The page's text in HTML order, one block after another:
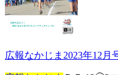
広報なかじま2023年12月